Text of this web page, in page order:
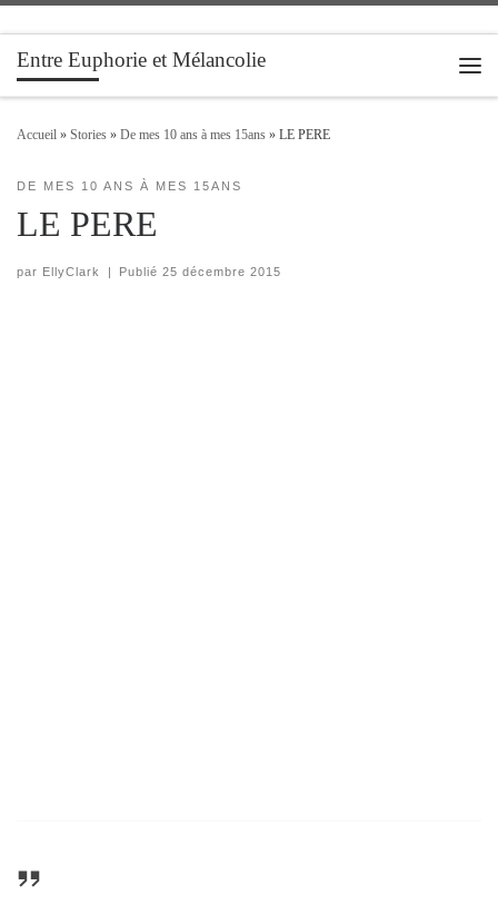
Passer au contenu
Entre Euphorie et Mélancolie
Accueil » Stories » De mes 10 ans à mes 15ans » LE PERE
DE MES 10 ANS À MES 15ANS
LE PERE
par EllyClark | Publié25 décembre 2015